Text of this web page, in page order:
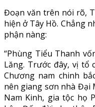
Đoạn văn trên nói rõ,
hiện ở Tây Hồ. Chẳng
phận nàng:
“Phùng Tiểu Thanh
Lăng. Trước đây, vị tổ
Chương nam chinh
nên giang sơn nhà Đại
Nam Kinh, gia tộc họ